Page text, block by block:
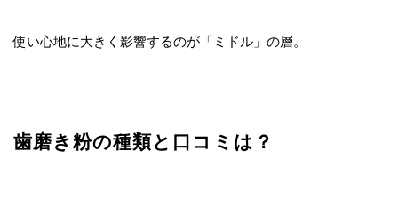
使い心地に大きく影響するのが「ミドル」の層。
歯磨き粉の種類と口コミは？